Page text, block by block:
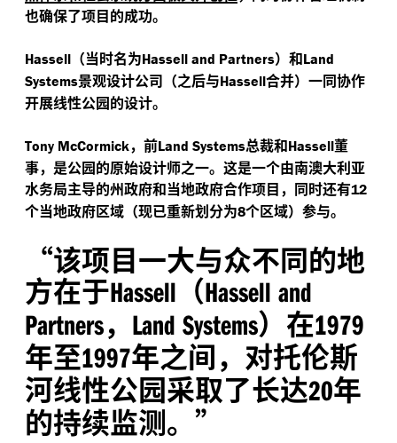
也确保了项目的成功。
Hassell （当时名为Hassell and Partners）和Land
Systems景观设计公司（之后与Hassell合并）一同协作
开展线性公园的设计。
Tony McCormick，前Land Systems总裁和Hassell董
事，是公园的原始设计师之一。这是一个由南澳大利亚
水务局主导的州政府和当地政府合作项目，同时还有12
个当地政府区域（现已重新划分为8个区域）参与。
“该项目一大与众不同的地
方在于Hassell （Hassell and
Partners， Land Systems）在1979
年至1997年之间，对托伦斯
河线性公园采取了长达20年
的持续监测。”